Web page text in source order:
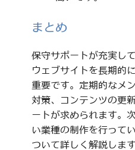
まとめ
保守サポートが充実し
ウェブサイトを長期的
重要です。定期的なメ
対策、コンテンツの更
ートが求められます。
い業種の制作を行って
ついて詳しく解説しま